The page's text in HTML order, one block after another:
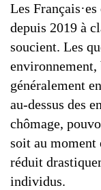
Les
depuis 2019 à
soucient. Les
généralement
au-dessus des
chômage,
soit au moment
réduit
individus.